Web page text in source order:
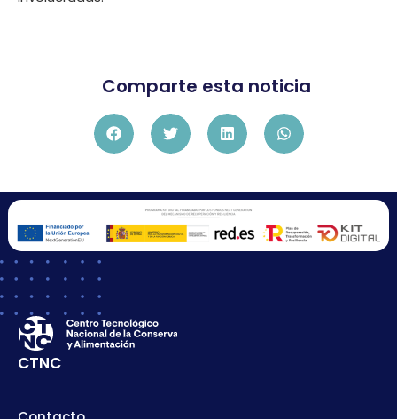
Comparte esta noticia
CTNC